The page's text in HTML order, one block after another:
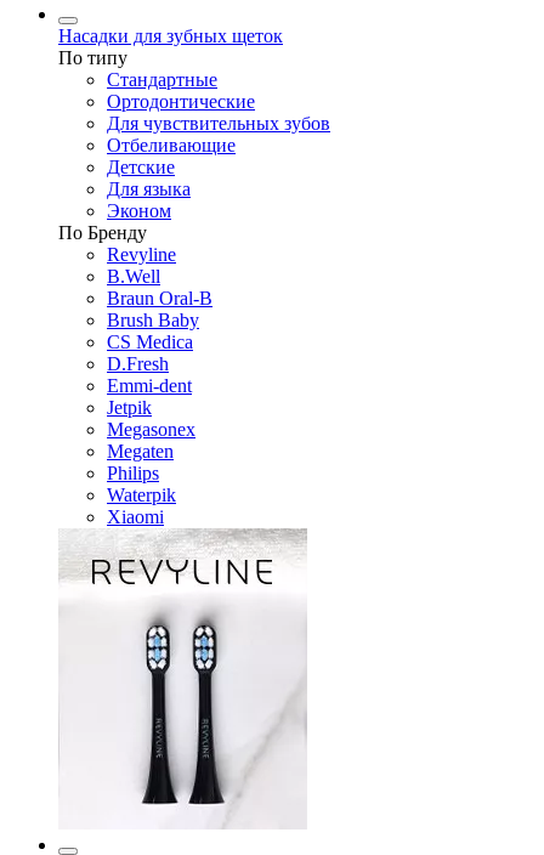
Насадки для зубных щеток
По типу
Стандартные
Ортодонтические
Для чувствительных зубов
Отбеливающие
Детские
Для языка
Эконом
По Бренду
Revyline
B.Well
Braun Oral-B
Brush Baby
CS Medica
D.Fresh
Emmi-dent
Jetpik
Megasonex
Megaten
Philips
Waterpik
Xiaomi